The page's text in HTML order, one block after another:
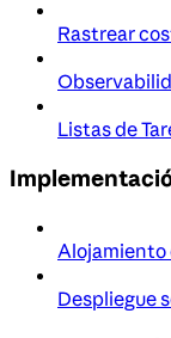
Rastrear
Listas de
Alojamiento
Despliegue